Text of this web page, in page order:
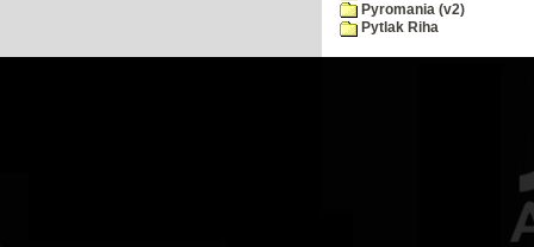
Pyromania (v2)
Pytlak Riha